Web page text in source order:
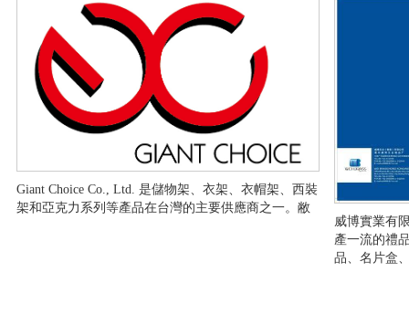
Giant Choice Co., Ltd. 是儲物架、衣架、衣帽架、西裝
架和亞克力系列等產品在台灣的主要供應商之一。敝
威博實業有
產一流的禮
品、名片盒